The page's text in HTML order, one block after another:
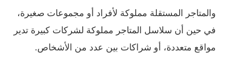
والمتاجر المستقلة مملوكة لأفراد أو مجموعات صغيرة،
في حين أن سلاسل المتاجر مملوكة لشركات كبيرة تدير
مواقع متعددة، أو شراكات بين عدد من الأشخاص.